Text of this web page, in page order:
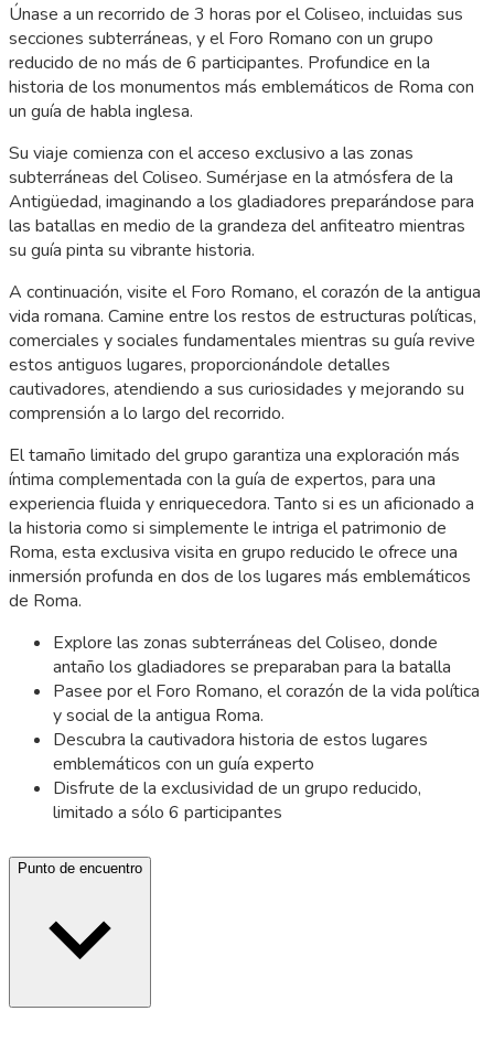
Únase a un recorrido de 3 horas por el Coliseo, incluidas sus
secciones subterráneas, y el Foro Romano con un grupo
reducido de no más de 6 participantes. Profundice en la
historia de los monumentos más emblemáticos de Roma con
un guía de habla inglesa.
Su viaje comienza con el acceso exclusivo a las zonas
subterráneas del Coliseo. Sumérjase en la atmósfera de la
Antigüedad, imaginando a los gladiadores preparándose para
las batallas en medio de la grandeza del anfiteatro mientras
su guía pinta su vibrante historia.
A continuación, visite el Foro Romano, el corazón de la antigua
vida romana. Camine entre los restos de estructuras políticas,
comerciales y sociales fundamentales mientras su guía revive
estos antiguos lugares, proporcionándole detalles
cautivadores, atendiendo a sus curiosidades y mejorando su
comprensión a lo largo del recorrido.
El tamaño limitado del grupo garantiza una exploración más
íntima complementada con la guía de expertos, para una
experiencia fluida y enriquecedora. Tanto si es un aficionado a
la historia como si simplemente le intriga el patrimonio de
Roma, esta exclusiva visita en grupo reducido le ofrece una
inmersión profunda en dos de los lugares más emblemáticos
de Roma.
Explore las zonas subterráneas del Coliseo, donde
antaño los gladiadores se preparaban para la batalla
Pasee por el Foro Romano, el corazón de la vida política
y social de la antigua Roma.
Descubra la cautivadora historia de estos lugares
emblemáticos con un guía experto
Disfrute de la exclusividad de un grupo reducido,
limitado a sólo 6 participantes
Punto de encuentro